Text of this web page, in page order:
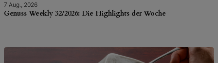
7 Aug., 2026
Genuss Weekly 32/2026: Die Highlights der Woche